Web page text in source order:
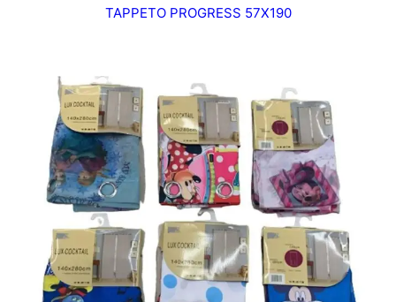
TAPPETO PROGRESS 57X190